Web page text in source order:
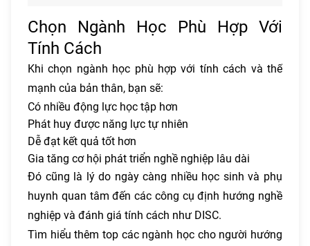
Chọn Ngành Học Phù Hợp Với
Tính Cách
Khi chọn ngành học phù hợp với tính cách và thế
mạnh của bản thân, bạn sẽ:
Có nhiều động lực học tập hơn
Phát huy được năng lực tự nhiên
Dễ đạt kết quả tốt hơn
Gia tăng cơ hội phát triển nghề nghiệp lâu dài
Đó cũng là lý do ngày càng nhiều học sinh và phụ
huynh quan tâm đến các công cụ định hướng nghề
nghiệp và đánh giá tính cách như DISC.
Tìm hiểu thêm top các ngành học cho người hướng